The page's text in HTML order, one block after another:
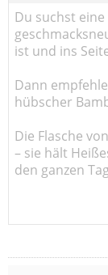
Du suchst
ist und ins
Dann
hübscher
Die Flasche
– sie hält
den ganzen